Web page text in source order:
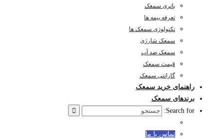
باتری سمعک
تعرفه بیمه ها
تکنولوژی سمعک ها
سمعک شارژی
سمعک ضد آب
قیمت سمعک
گارانتی سمعک
راهنمای خرید سمعک
برندهای سمعک
Search for:
تماس با ما